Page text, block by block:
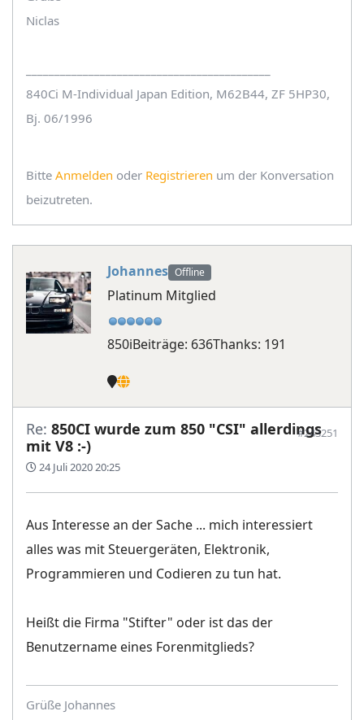
Niclas
840Ci M-Individual Japan Edition, M62B44, ZF 5HP30,
Bj. 06/1996
Bitte Anmelden oder Registrieren um der Konversation
beizutreten.
Johannes Offline
Platinum Mitglied
850iBeiträge: 636Thanks: 191
Re: 850CI wurde zum 850 "CSI" allerdings
mit V8 :-)
24 Juli 2020 20:25
#243251
Aus Interesse an der Sache ... mich interessiert
alles was mit Steuergeräten, Elektronik,
Programmieren und Codieren zu tun hat.
Heißt die Firma "Stifter" oder ist das der
Benutzername eines Forenmitglieds?
Grüße Johannes